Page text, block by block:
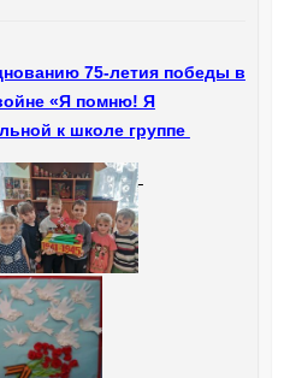
75-летия победы в
«Я помню! Я
к школе группе